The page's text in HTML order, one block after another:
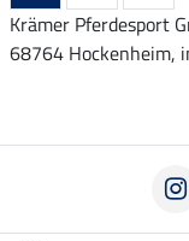
Krämer Pferdesport
68764 Hockenheim,